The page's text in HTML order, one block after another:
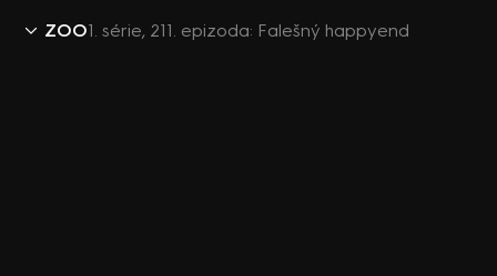
ZOO1. série, 211. epizoda: Falešný happyend